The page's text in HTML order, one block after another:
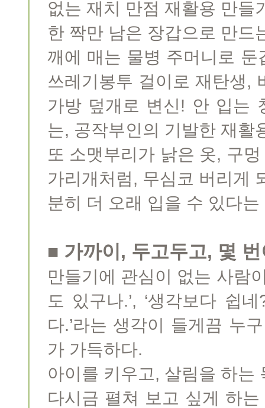
없는 재치 만점 재활용 만들
한 짝만 남은 장갑으로 만드
깨에 매는 물병 주머니로
쓰레기봉투 걸이로 재탄생,
가방 덮개로 변신! 안 입는
는, 공작부인의 기발한 재활
또 소맷부리가 낡은 옷, 구
가리개처럼, 무심코 버리게
분히 더 오래 입을 수 있다
■ 가까이, 두고두고, 몇
만들기에 관심이 없는 사람
도 있구나.’, ‘생각보다 쉽
다.’라는 생각이 들게끔 누
가 가득하다.
아이를 키우고, 살림을 하는
다시금 펼쳐 보고 싶게 하